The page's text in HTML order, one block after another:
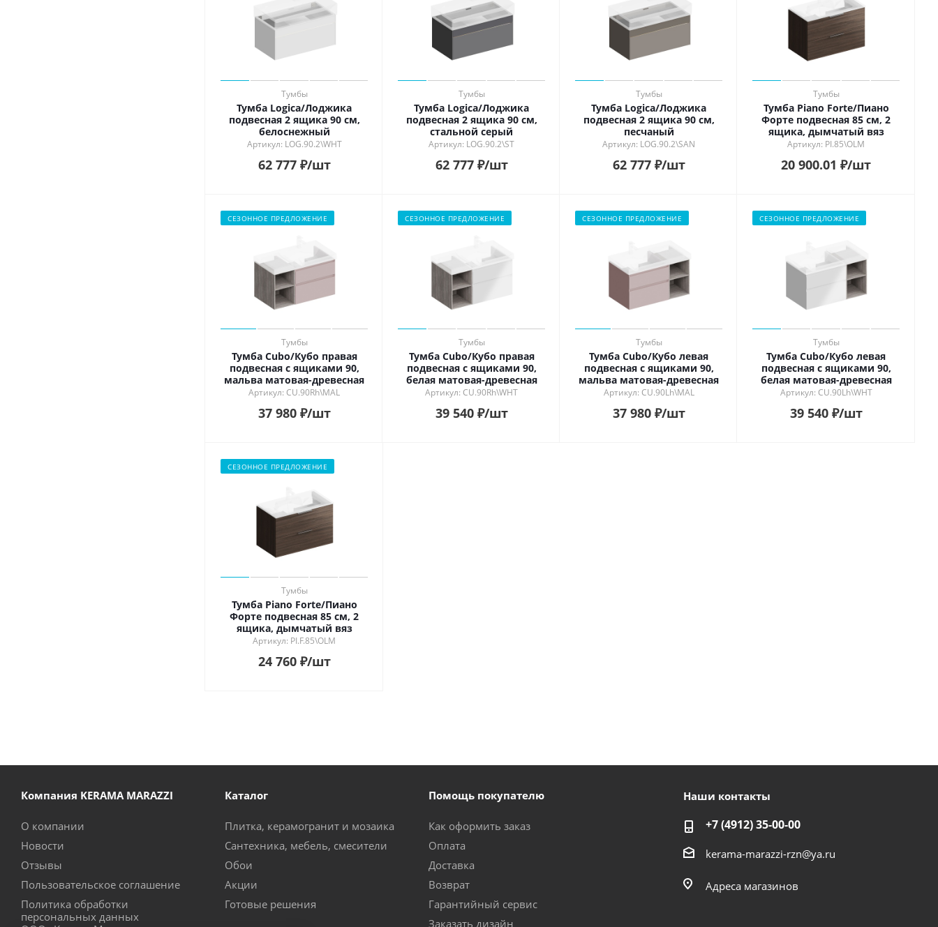
Тумбы
Тумба Logica/Лоджика
подвесная 2 ящика 90 см,
белоснежный
Артикул: LOG.90.2\WHT
62 777₽/шт
Тумбы
Тумба Logica/Лоджика
подвесная 2 ящика 90 см,
стальной серый
Артикул: LOG.90.2\ST
62 777₽/шт
Тумбы
Тумба Logica/Лоджика
подвесная 2 ящика 90 см,
песчаный
Артикул: LOG.90.2\SAN
62 777₽/шт
Тумбы
Тумба Piano Forte/Пиано
Форте подвесная 85 см, 2
ящика, дымчатый вяз
Артикул: PI.85\OLM
20 900.01 ₽/шт
СЕЗОННОЕ ПРЕДЛОЖЕНИЕ
Тумбы
Тумба Cubo/Кубо правая
подвесная с ящиками 90,
мальва матовая-древесная
Артикул: CU.90Rh\MAL
37 980₽/шт
СЕЗОННОЕ ПРЕДЛОЖЕНИЕ
Тумбы
Тумба Cubo/Кубо правая
подвесная с ящиками 90,
белая матовая-древесная
Артикул: CU.90Rh\WHT
39 540₽/шт
СЕЗОННОЕ ПРЕДЛОЖЕНИЕ
Тумбы
Тумба Cubo/Кубо левая
подвесная с ящиками 90,
мальва матовая-древесная
Артикул: CU.90Lh\MAL
37 980₽/шт
СЕЗОННОЕ ПРЕДЛОЖЕНИЕ
Тумбы
Тумба Cubo/Кубо левая
подвесная с ящиками 90,
белая матовая-древесная
Артикул: CU.90Lh\WHT
39 540₽/шт
СЕЗОННОЕ ПРЕДЛОЖЕНИЕ
Тумбы
Тумба Piano Forte/Пиано
Форте подвесная 85 см, 2
ящика, дымчатый вяз
Артикул: PI.F.85\OLM
24 760₽/шт
Компания KERAMA MARAZZI
О компании
Новости
Отзывы
Пользовательское соглашение
Политика обработки
персональных данных
Каталог
Плитка, керамогранит и мозаика
Сантехника, мебель, смесители
Обои
Акции
Готовые решения
Помощь покупателю
Как оформить заказ
Оплата
Доставка
Возврат
Гарантийный сервис
Заказать дизайн
Наши контакты
+7 (4912) 35-00-00
kerama-marazzi-rzn@ya.ru
Адреса магазинов